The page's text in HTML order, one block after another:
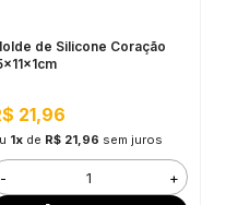
de Silicone Coração
21,96
1xde R$ 21,96 sem juros
- +